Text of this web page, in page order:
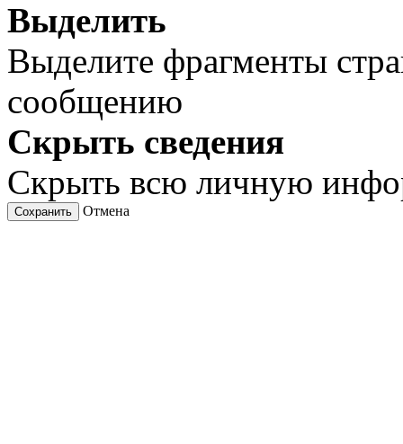
Выделить
Выделите фрагменты
сообщению
Скрыть сведения
Скрыть всю личную
Сохранить Отмена